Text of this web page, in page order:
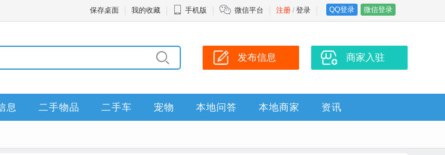
注册 / 登录 QQ登录 微信登录
保存桌面 我的收藏 手机版 微信平台
发布信息 商家入驻
息 二手物品 二手车 宠物 本地问答 本地商家 资讯